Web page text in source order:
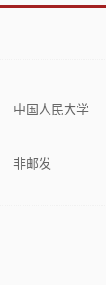
中国人民大学
非邮发